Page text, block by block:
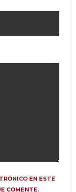
EN ESTE
COMENTE.